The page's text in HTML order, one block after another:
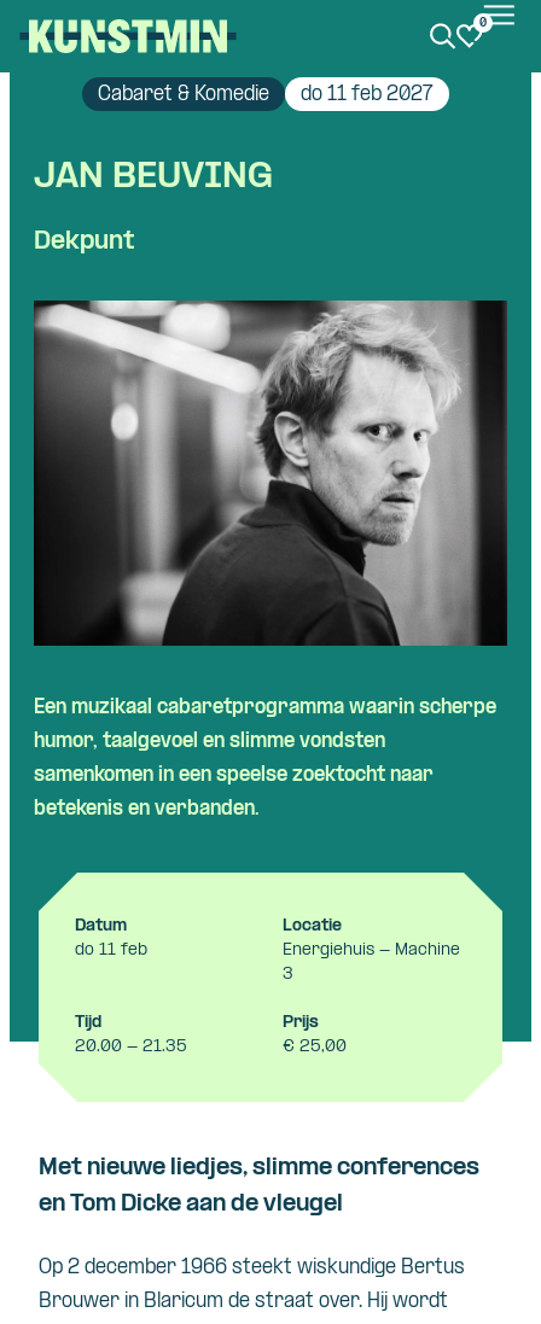
Skip navigatie
0
Cabaret & Komedie do 11 feb 2027
JAN BEUVING
Dekpunt
Een muzikaal cabaretprogramma waarin scherpe
humor, taalgevoel en slimme vondsten
samenkomen in een speelse zoektocht naar
betekenis en verbanden.
Datum
do 11 feb
Locatie
Energiehuis - Machine
3
Tijd
20.00 - 21.35
Prijs
€ 25,00
Met nieuwe liedjes, slimme conferences
en Tom Dicke aan de vleugel
Op 2 december 1966 steekt wiskundige Bertus
Brouwer in Blaricum de straat over. Hij wordt